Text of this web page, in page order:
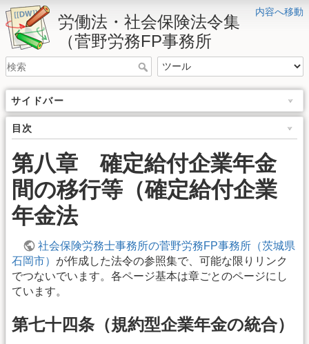
内容へ移動
労働法・社会保険法令集
（菅野労務FP事務所
サイドバー
目次
第八章 確定給付企業年金
間の移行等（確定給付企業
年金法
社会保険労務士事務所の菅野労務FP事務所（茨城県
石岡市） が作成した法令の参照集で、可能な限りリンク
でつないでいます。各ページ基本は章ごとのページにし
ています。
第七十四条（規約型企業年金の統合）